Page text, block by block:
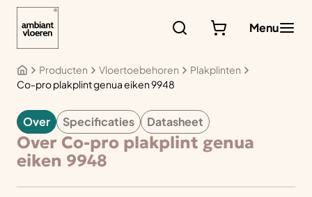
Menu
Producten Vloertoebehoren
Plakplinten
Co-pro plakplint genua eiken 9948
VLOERTOEBEHOREN
Over Specificaties Datasheet
Over Co-pro plakplint genua
eiken 9948